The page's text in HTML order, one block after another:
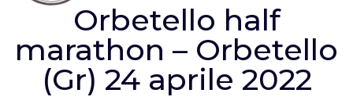
Orbetello half
marathon – Orbetello
(Gr) 24 aprile 2022